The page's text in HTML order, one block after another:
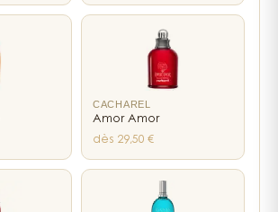
CACHAREL
Amor Amor
dès 29,50 €